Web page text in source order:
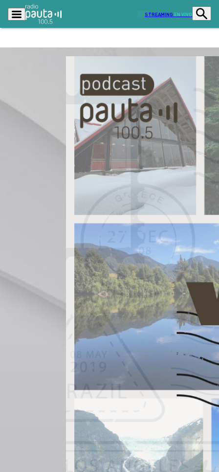
STREAMING EN VIVO
Actualidad
Economía
Radio en vivo Sostenibilidad
Deportes
Entretención y Cultura Opinión